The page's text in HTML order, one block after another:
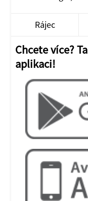
Rájec
Chcete více?
aplikaci!